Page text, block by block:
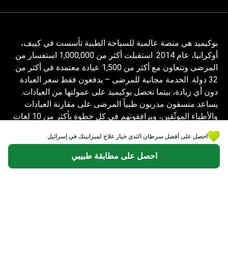
احصل على أفضل سرطان الثدي خيار علاج لميزانيتك في إسرائيل
احصل على مطابقة طبيبي
بوكيميد هي منصة عالمية للسياحة الطبية تأسست في كييف،
أوكرانيا، عام 2014. استقبلت أكثر من 1,000,000 استفسار من
المرضى وتتعاون مع أكثر من 1,500 عيادة معتمدة في أكثر من
32 دولة. الخدمة مجانية للمرضى – يدفعون فقط سعر العيادة
دون أي زيادة، بينما تحصل بوكيميد على عمولتها من العيادات.
يساعد منسقون مدربون طبياً المرضى على مقارنة العيادات
والأطباء الموثّقين، ويرافقونهم في كل خطوة بأكثر من 10 لغات.
المعلومات المقدمة على الموقع ليست دليلاً